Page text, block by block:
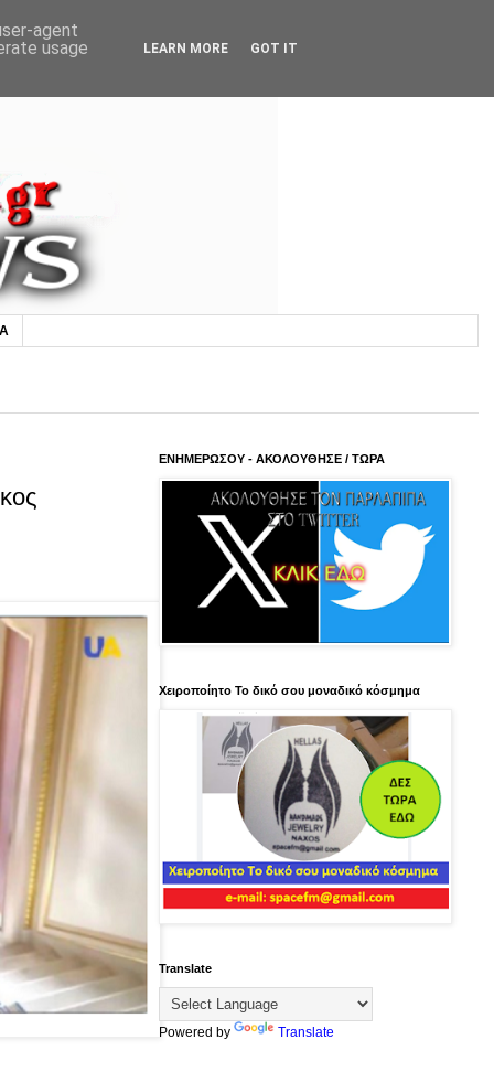
ΕΝΗΜΕΡΩΣΟΥ - ΑΚΟΛΟΥΘΗΣΕ / ΤΩΡΑ
Χειροποίητο Το δικό σου μοναδικό κόσμημα
Translate
Powered by Translate
agent
usage
LEARN MORE GOT IT